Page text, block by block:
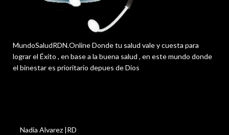
MundoSaludRDN.Online Donde tu salud vale y cuesta para
lograr el Éxito , en base a la buena salud , en este mundo donde
el binestar es prioritario depues de Dios
Nadia Alvarez |RD